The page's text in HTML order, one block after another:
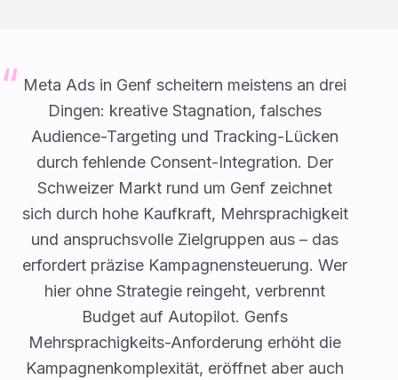
Meta Ads in Genf scheitern meistens an drei
Dingen: kreative Stagnation, falsches
Audience-Targeting und Tracking-Lücken
durch fehlende Consent-Integration. Der
Schweizer Markt rund um Genf zeichnet
sich durch hohe Kaufkraft, Mehrsprachigkeit
und anspruchsvolle Zielgruppen aus – das
erfordert präzise Kampagnensteuerung. Wer
hier ohne Strategie reingeht, verbrennt
Budget auf Autopilot. Genfs
Mehrsprachigkeits-Anforderung erhöht die
Kampagnenkomplexität, eröffnet aber auch